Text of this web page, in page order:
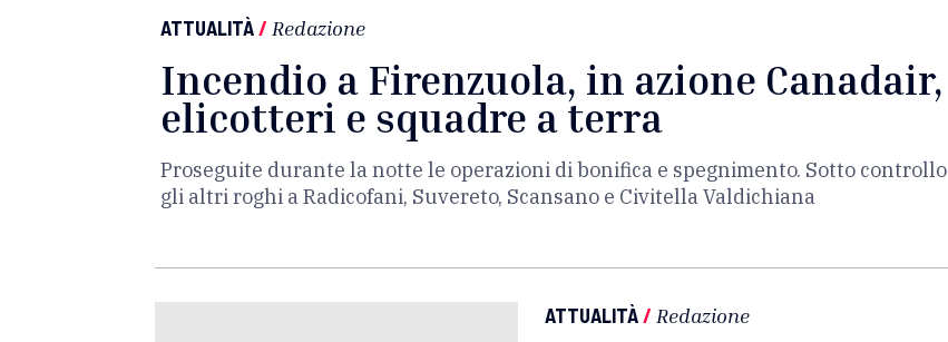
ATTUALITÀ/ Redazione
Incendio a Firenzuola, in azione Canadair,
elicotteri e squadre a terra
Proseguite durante la notte le operazioni di bonifica e spegnimento. Sotto controllo
gli altri roghi a Radicofani, Suvereto, Scansano e Civitella Valdichiana
ATTUALITÀ/ Redazione